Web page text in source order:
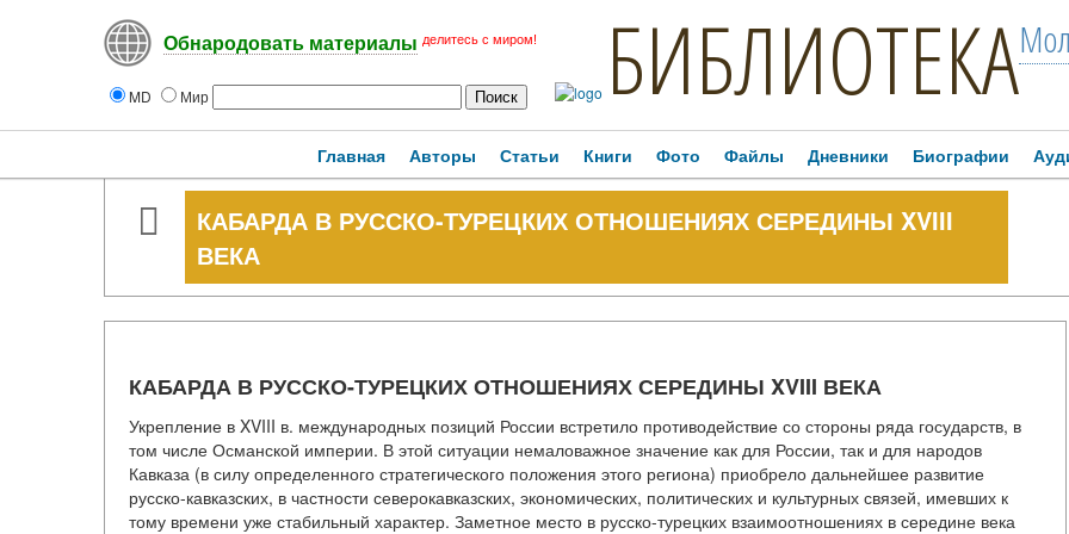
Обнародовать материалы делитесь с миром!
MD Мир БИБЛИОТЕКА
Главная Авторы Статьи Книги Фото Файлы Дневники Биографии
КАБАРДА В РУССКО-ТУРЕЦКИХ ОТНОШЕНИЯХ СЕРЕДИНЫ XVIII
ВЕКА
КАБАРДА В РУССКО-ТУРЕЦКИХ ОТНОШЕНИЯХ СЕРЕДИНЫ XVIII ВЕКА
Укрепление в XVIII в. международных позиций России встретило противодействие со стороны ряда государств, в
том числе Османской империи. В этой ситуации немаловажное значение как для России, так и для народов
Кавказа (в силу определенного стратегического положения этого региона) приобрело дальнейшее развитие
русско-кавказских, в частности северокавказских, экономических, политических и культурных связей, имевших к
тому времени уже стабильный характер. Заметное место в русско-турецких взаимоотношениях в середине века